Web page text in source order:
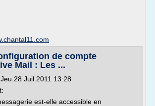
de compte
Mail : Les ...
28 Juil 2011 13:28
est-elle accessible en